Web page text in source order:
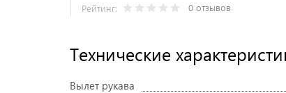
Рейтинг: 0 отзывов
Технические
Вылет рукава